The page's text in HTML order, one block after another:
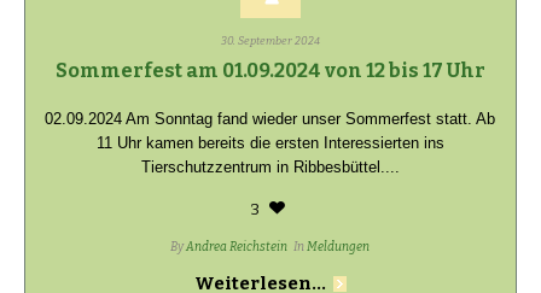
30. September 2024
Sommerfest am 01.09.2024 von 12 bis 17 Uhr
02.09.2024 Am Sonntag fand wieder unser Sommerfest statt. Ab
11 Uhr kamen bereits die ersten Interessierten ins
Tierschutzzentrum in Ribbesbüttel....
3
ByAndrea Reichstein InMeldungen
Weiterlesen...